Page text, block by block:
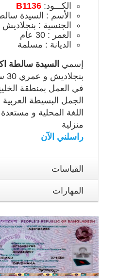
الكـــود: B1136
الأسم : السيدة
الجنسية : بنجلاديش
العمر : 30 عام
الديانة : مسلمة
إسمي السيدة سالطة
في العمل بمنطقة
الجمل البسيطة العربية
اللغة المحلية و
منزلية
راسلني الآن
القياسات
المهارات